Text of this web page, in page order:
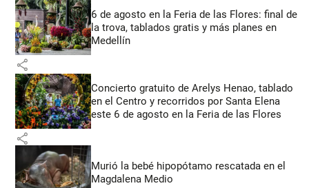
6 de agosto en la Feria de las Flores: final de
la trova, tablados gratis y más planes en
Medellín
share
Concierto gratuito de Arelys Henao, tablado
en el Centro y recorridos por Santa Elena
este 6 de agosto en la Feria de las Flores
share
Murió la bebé hipopótamo rescatada en el
Magdalena Medio